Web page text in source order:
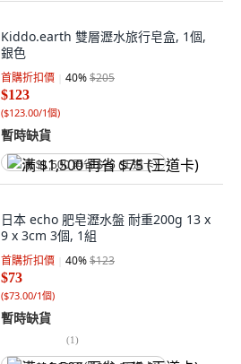
Kiddo.earth 雙層瀝水旅行皂盒, 1個,
銀色
首購折扣價 40%$205
$123
($123.00/1個)
暫時缺貨
满 $1,500 再省 $75 (王道卡)
日本 echo 肥皂瀝水盤 耐重200g 13 x
9 x 3cm 3個, 1組
首購折扣價 40%$123
$73
($73.00/1個)
暫時缺貨
(1)